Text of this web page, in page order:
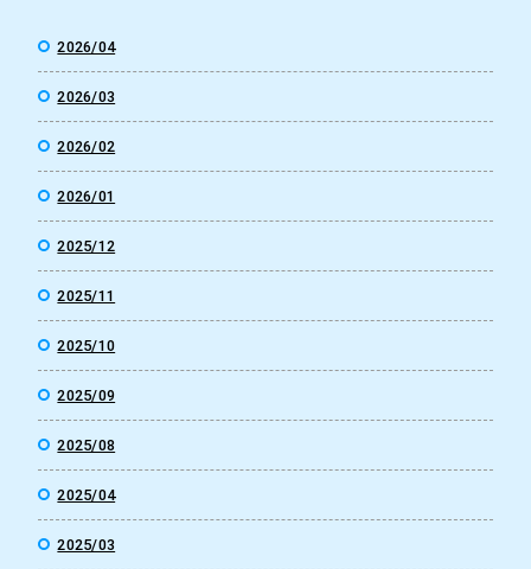
2026/04
2026/03
2026/02
2026/01
2025/12
2025/11
2025/10
2025/09
2025/08
2025/04
2025/03